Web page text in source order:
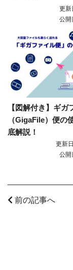
更新
公開
【図解付き】ギガ
（GigaFile）便の
底解説！
更新
公開
前の記事へ